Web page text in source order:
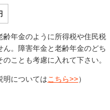
齢年金のように所得税や住民税
。障害年金と老齢年金のどち
ことも考慮に入れて下さい。
明についてはこちら>>）